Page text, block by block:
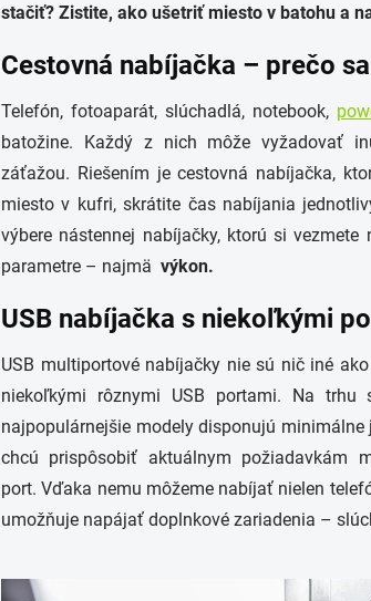
stačiť? Zistite, ako ušetriť miesto v batohu a
Cestovná nabíjačka – prečo
Telefón, fotoaparát, slúchadlá, notebook,
batožine. Každý z nich môže vyžadovať
záťažou. Riešením je cestovná nabíjačka,
miesto v kufri, skrátite čas nabíjania
výbere nástennej nabíjačky, ktorú si
parametre – najmä výkon.
USB nabíjačka s niekoľkými
USB multiportové nabíjačky nie sú nič iné
niekoľkými rôznymi USB portami. Na trhu
najpopulárnejšie modely disponujú minimálne
chcú prispôsobiť aktuálnym požiadavkám
port. Vďaka nemu môžeme nabíjať nielen
umožňuje napájať doplnkové zariadenia –